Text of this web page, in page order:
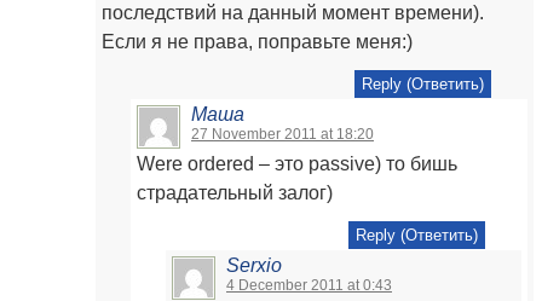
последствий на данный момент времени).
Если я не права, поправьте меня:)
Reply (Ответить)
Маша
27 November 2011 at 18:20
Were ordered – это passive) то бишь
страдательный залог)
Reply (Ответить)
Serxio
4 December 2011 at 0:43